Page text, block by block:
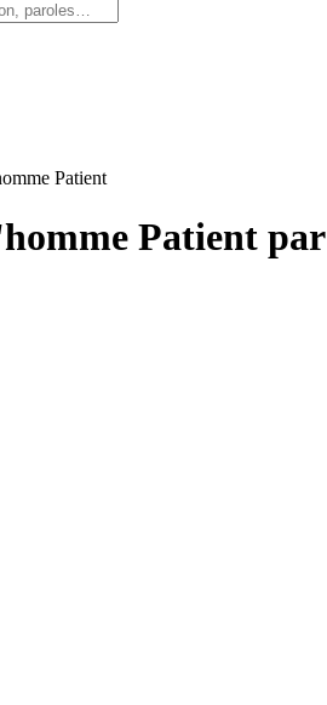
Patient
Patient par